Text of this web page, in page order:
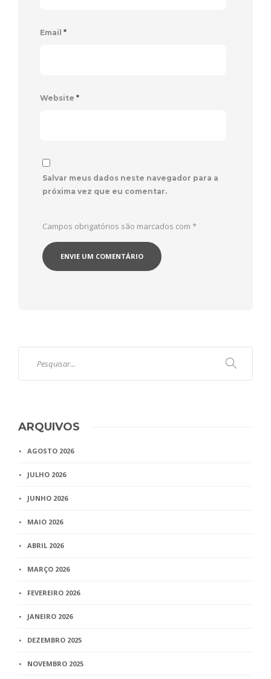
Email *
Website *
Salvar meus dados neste navegador para a
próxima vez que eu comentar.
Campos obrigatórios são marcados com *
ARQUIVOS
AGOSTO 2026
JULHO 2026
JUNHO 2026
MAIO 2026
ABRIL 2026
MARÇO 2026
FEVEREIRO 2026
JANEIRO 2026
DEZEMBRO 2025
NOVEMBRO 2025